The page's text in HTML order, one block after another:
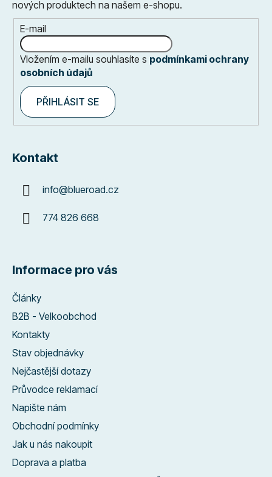
nových produktech na našem e-shopu.
E-mail
Vložením e-mailu souhlasíte s podmínkami ochrany
osobních údajů
PŘIHLÁSIT SE
Kontakt
info@blueroad.cz
774 826 668
Informace pro vás
Články
B2B - Velkoobchod
Kontakty
Stav objednávky
Nejčastější dotazy
Průvodce reklamací
Napište nám
Obchodní podmínky
Jak u nás nakoupit
Doprava a platba